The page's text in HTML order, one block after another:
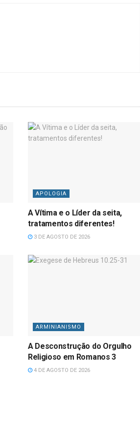
APOLOGIA
A Vítima e o Líder da seita,
tratamentos diferentes!
3 DE AGOSTO DE 2026
ARMINIANISMO
A Desconstrução do Orgulho
Religioso em Romanos 3
4 DE AGOSTO DE 2026